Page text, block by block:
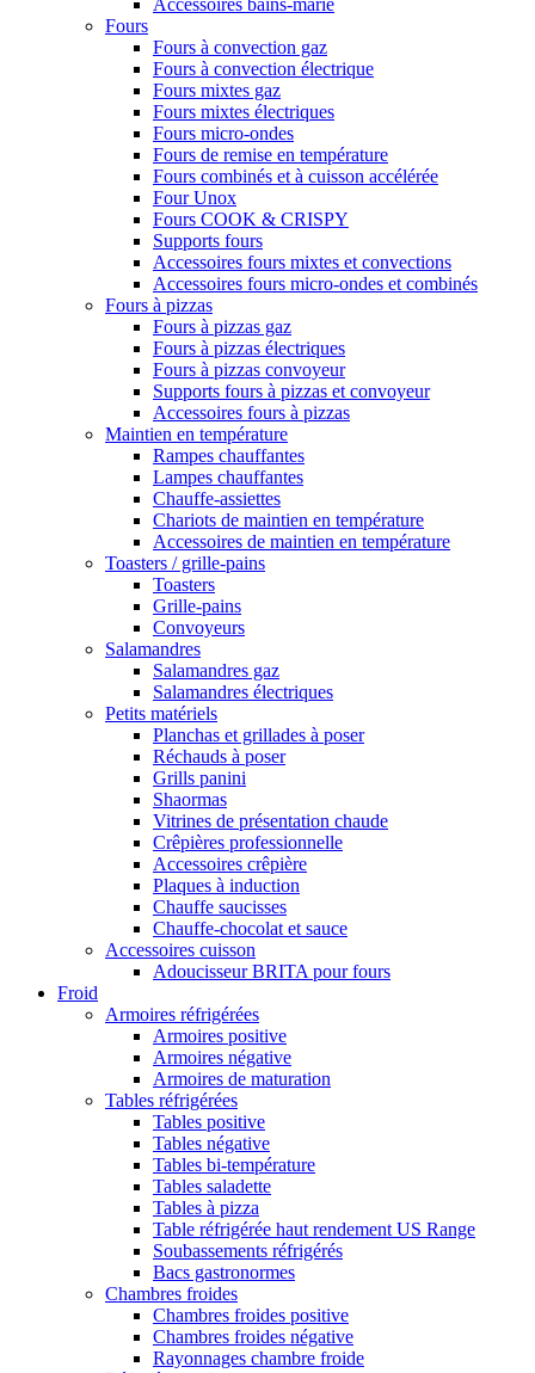
Accessoires bains-marie
Fours
Fours à convection gaz
Fours à convection électrique
Fours mixtes gaz
Fours mixtes électriques
Fours micro-ondes
Fours de remise en température
Fours combinés et à cuisson accélérée
Four Unox
Fours COOK & CRISPY
Supports fours
Accessoires fours mixtes et convections
Accessoires fours micro-ondes et combinés
Fours à pizzas
Fours à pizzas gaz
Fours à pizzas électriques
Fours à pizzas convoyeur
Supports fours à pizzas et convoyeur
Accessoires fours à pizzas
Maintien en température
Rampes chauffantes
Lampes chauffantes
Chauffe-assiettes
Chariots de maintien en température
Accessoires de maintien en température
Toasters / grille-pains
Toasters
Grille-pains
Convoyeurs
Salamandres
Salamandres gaz
Salamandres électriques
Petits matériels
Planchas et grillades à poser
Réchauds à poser
Grills panini
Shaormas
Vitrines de présentation chaude
Crêpières professionnelle
Accessoires crêpière
Plaques à induction
Chauffe saucisses
Chauffe-chocolat et sauce
Accessoires cuisson
Adoucisseur BRITA pour fours
Froid
Armoires réfrigérées
Armoires positive
Armoires négative
Armoires de maturation
Tables réfrigérées
Tables positive
Tables négative
Tables bi-température
Tables saladette
Tables à pizza
Table réfrigérée haut rendement US Range
Soubassements réfrigérés
Bacs gastronormes
Chambres froides
Chambres froides positive
Chambres froides négative
Rayonnages chambre froide